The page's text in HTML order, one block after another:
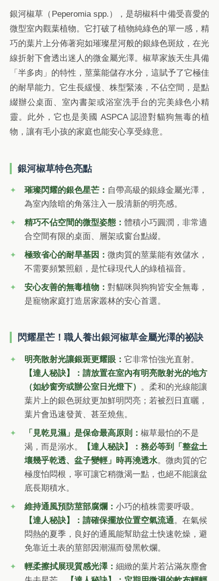
銀河椒草（Peperomia spp.），是胡椒科中備受喜愛的
微型室內觀葉植物。它打破了植物純綠色的單一感，精
巧的葉片上分佈著宛如璀璨星河般的銀綠色斑紋，在光
線折射下會透出迷人的微金屬光澤。椒草家族天生具備
「半多肉」的特性，莖葉能儲存水分，這賦予了它極佳
的耐旱能力。它生長緩慢、株型緊湊，不佔空間，是點
綴辦公桌面、室內書架或浴室洗手台的完美綠色小精
靈。此外，它也是美國 ASPCA 認證對貓狗無毒的植
物，讓有毛小孩的家庭也能安心享受綠意。
銀河椒草特色亮點
璀璨閃耀的銀色星芒： 自帶高級的銀綠金屬光澤，
為室內陰暗的角落注入一股清新的明亮感。
精巧不佔空間的微型姿態：體積小巧圓潤，非常適
合空間有限的桌面、層架或窗台點綴。
極致省心的耐旱基因：微肉質的莖葉能有效儲水，
不需要頻繁照顧，是忙碌現代人的綠植福音。
安心友善的無毒植物：對貓咪與狗狗皆安全無毒，
是寵物家庭打造居家叢林的安心首選。
閃耀星芒！職人養出銀河椒草金屬光澤的祕訣
明亮散射光讓銀斑更耀眼：它非常怕強光直射。
【達人秘訣】：請放置在室內有明亮散射光的地方
（如紗窗旁或辦公室日光燈下） 。柔和的光線能讓
葉片上的銀色斑紋更加鮮明閃亮；若被烈日直曬，
葉片會迅速發黃、甚至燒焦。
「見乾見濕」是保命最高原則：椒草最怕的不是
渴，而是溺水。
【達人秘訣】：務必等到「整盆土
壤幾乎乾透、盆子變輕」時再澆透水。微肉質的它
極度怕悶根，寧可讓它稍微渴一點，也絕不能讓盆
底長期積水。
維持通風預防莖部腐爛：小巧的植株需要呼吸。
【達人秘訣】：請確保擺放位置空氣流通。在氣候
悶熱的夏季，良好的通風能幫助盆土快速乾燥，避
免靠近土表的莖部因潮濕而發黑軟爛。
輕柔擦拭展現質感光澤：細緻的葉片若沾滿灰塵會